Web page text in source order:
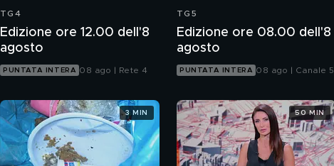
TG4
Edizione ore 12.00 dell'8
agosto
PUNTATA INTERA 08 ago | Rete 4
TG5
Edizione ore 08.00 dell'8
agosto
PUNTATA INTERA 08 ago | Canale 5
3 MIN 50 MIN